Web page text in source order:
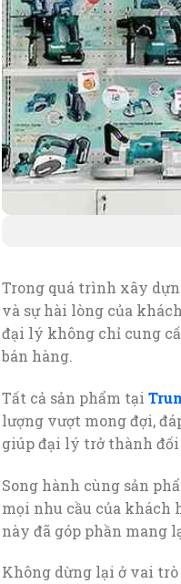
Trong quá trình xây
và sự hài lòng của
đại lý không chỉ cung
bán hàng.
Tất cả sản phẩm tại
lượng vượt mong đợi,
giúp đại lý trở thành
Song hành cùng sản
mọi nhu cầu của khách
này đã góp phần mang
Không dừng lại ở vai trò